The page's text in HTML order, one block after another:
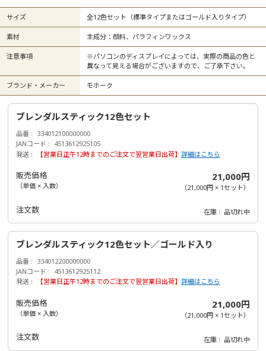
サイズ 全12色セット（標準タイプまたはゴールド入りタイプ）
素材 主成分：顔料、パラフィンワックス
注意事項
※パソコンのディスプレイによっては、実際の商品の色と
異なって見える場合がございますので、ご了承下さい。
ブランド・メーカー モホーク
ブレンダルスティック12色セット
品番
334012100000000
JANコード
4513612925105
発送
【営業日正午12時までのご注文で翌営業日出荷】 詳細はこちら
販売価格
（単価 × 入数）
21,000円
（21,000円× 1セット）
注文数 在庫 品切れ中
ブレンダルスティック12色セット／ゴールド入り
品番
334012200000000
JANコード
4513612925112
発送
【営業日正午12時までのご注文で翌営業日出荷】 詳細はこちら
販売価格
（単価 × 入数）
21,000円
（21,000円× 1セット）
注文数 在庫 品切れ中